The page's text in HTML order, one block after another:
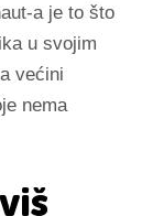
a je to što
u svojim
većini
nema